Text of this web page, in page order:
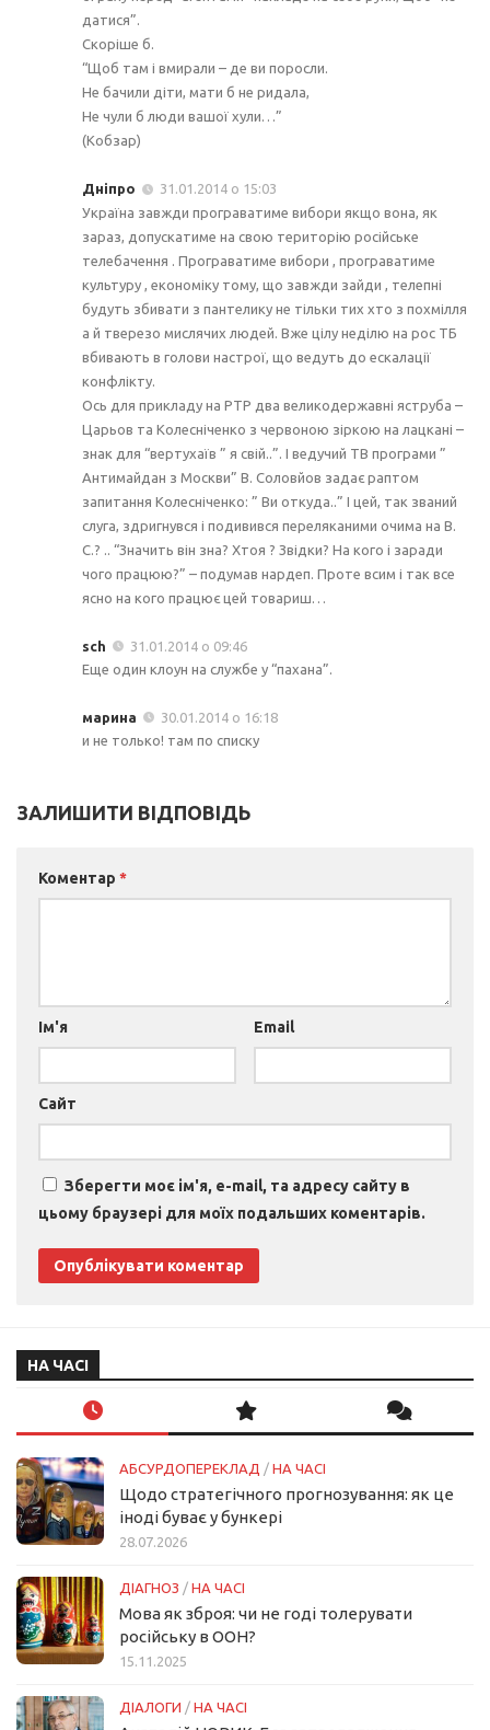
датися”.
Скоріше б.
“Щоб там і вмирали – де ви поросли.
Не бачили діти, мати б не ридала,
Не чули б люди вашої хули…”
(Кобзар)
Дніпро
31.01.2014 о 15:03
Україна завжди програватиме вибори якщо вона, як
зараз, допускатиме на свою територію російське
телебачення . Програватиме вибори , програватиме
культуру , економіку тому, що завжди зайди , телепні
будуть збивати з пантелику не тільки тих хто з похмілля
а й тверезо мислячих людей. Вже цілу неділю на рос ТБ
вбивають в голови настрої, що ведуть до ескалації
конфлікту.
Ось для прикладу на РТР два великодержавні яструба –
Царьов та Колесніченко з червоною зіркою на лацкані –
знак для “вертухаїв ” я свій..”. І ведучий ТВ програми ”
Антимайдан з Москви” В. Соловйов задає раптом
запитання Колесніченко: ” Ви откуда..” І цей, так званий
слуга, здригнувся і подивився переляканими очима на В.
С.? .. “Значить він зна? Хтоя ? Звідки? На кого і заради
чого працюю?” – подумав нардеп. Проте всим і так все
ясно на кого працює цей товариш…
sch
31.01.2014 о 09:46
Еще один клоун на службе у “пахана”.
марина
30.01.2014 о 16:18
и не только! там по списку
ЗАЛИШИТИ ВІДПОВІДЬ
Коментар *
Ім'я Email
Сайт
Зберегти моє ім'я, e-mail, та адресу сайту в
цьому браузері для моїх подальших коментарів.
НА ЧАСІ
АБСУРДОПЕРЕКЛАД / НА ЧАСІ
Щодо стратегічного прогнозування: як це
іноді буває у бункері
28.07.2026
ДІАГНОЗ / НА ЧАСІ
Мова як зброя: чи не годі толерувати
російську в ООН?
15.11.2025
ДІАЛОГИ / НА ЧАСІ